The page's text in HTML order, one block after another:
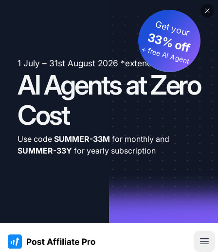
1 July – 31st August 2026 *extended
AI Agents at Zero
Cost
Get your
33% off
+ free AI Agent
Use code SUMMER-33M for monthly and
SUMMER-33Y for yearly subscription
:site.title